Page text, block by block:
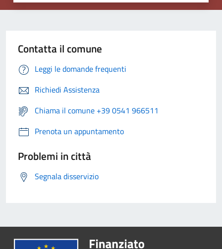
Contatta il comune
Leggi le domande frequenti
Richiedi Assistenza
Chiama il comune +39 0541 966511
Prenota un appuntamento
Problemi in città
Segnala disservizio